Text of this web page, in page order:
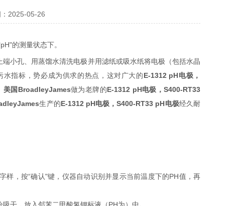
2025-05-26
的测量状态下。
小孔、用蒸馏水清洗电极并用滤纸或吸水纸将电极（包括水晶
水指标 ，势必成为供求的热点， 这对广大的E-1312 pH电极 ，
美国 BroadleyJames做为老牌的E-1312 pH电极 ，S400-RT33
生产的E-1312 pH电极 ，S400-RT33 pH电极经久耐
样，按“确认"键，仪器自动识别并显示当前温度下的PH值，再